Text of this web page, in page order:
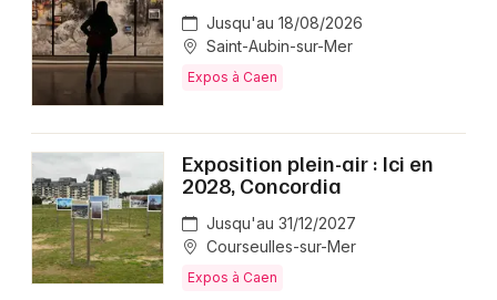
Jusqu'au 18/08/2026
Saint-Aubin-sur-Mer
Expos à Caen
Exposition plein-air : Ici en
2028, Concordia
Jusqu'au 31/12/2027
Courseulles-sur-Mer
Expos à Caen